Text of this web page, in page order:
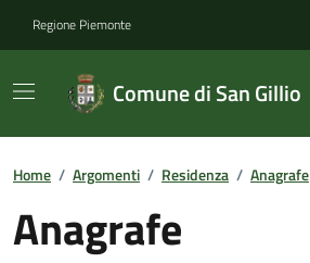
Regione Piemonte
Comune di San Gillio
Home / Argomenti / Residenza / Anagrafe
Anagrafe